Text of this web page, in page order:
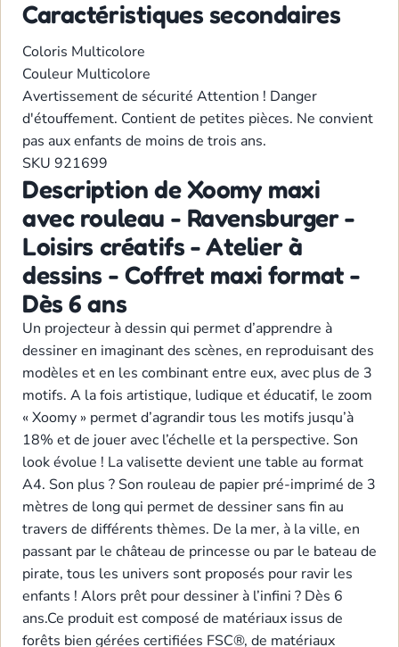
Caractéristiques secondaires
Coloris Multicolore
Couleur Multicolore
Avertissement de sécurité Attention ! Danger
d'étouffement. Contient de petites pièces. Ne convient
pas aux enfants de moins de trois ans.
SKU 921699
Description de Xoomy maxi
avec rouleau - Ravensburger -
Loisirs créatifs - Atelier à
dessins - Coffret maxi format -
Dès 6 ans
Un projecteur à dessin qui permet d’apprendre à
dessiner en imaginant des scènes, en reproduisant des
modèles et en les combinant entre eux, avec plus de 3
motifs. A la fois artistique, ludique et éducatif, le zoom
« Xoomy » permet d’agrandir tous les motifs jusqu’à
18% et de jouer avec l’échelle et la perspective. Son
look évolue ! La valisette devient une table au format
A4. Son plus ? Son rouleau de papier pré-imprimé de 3
mètres de long qui permet de dessiner sans fin au
travers de différents thèmes. De la mer, à la ville, en
passant par le château de princesse ou par le bateau de
pirate, tous les univers sont proposés pour ravir les
enfants ! Alors prêt pour dessiner à l’infini ? Dès 6
ans.Ce produit est composé de matériaux issus de
forêts bien gérées certifiées FSC®, de matériaux